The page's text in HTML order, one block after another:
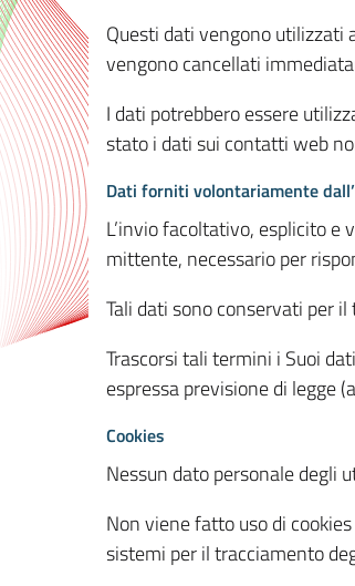
Questi dati vengono utilizzati
vengono cancellati
I dati potrebbero essere
stato i dati sui contatti web
Dati forniti volontariamente
L’invio facoltativo, esplicito e
mittente, necessario per
Tali dati sono conservati per
Trascorsi tali termini i Suoi
espressa previsione di legge
Cookies
Nessun dato personale degli
Non viene fatto uso di
sistemi per il tracciamento